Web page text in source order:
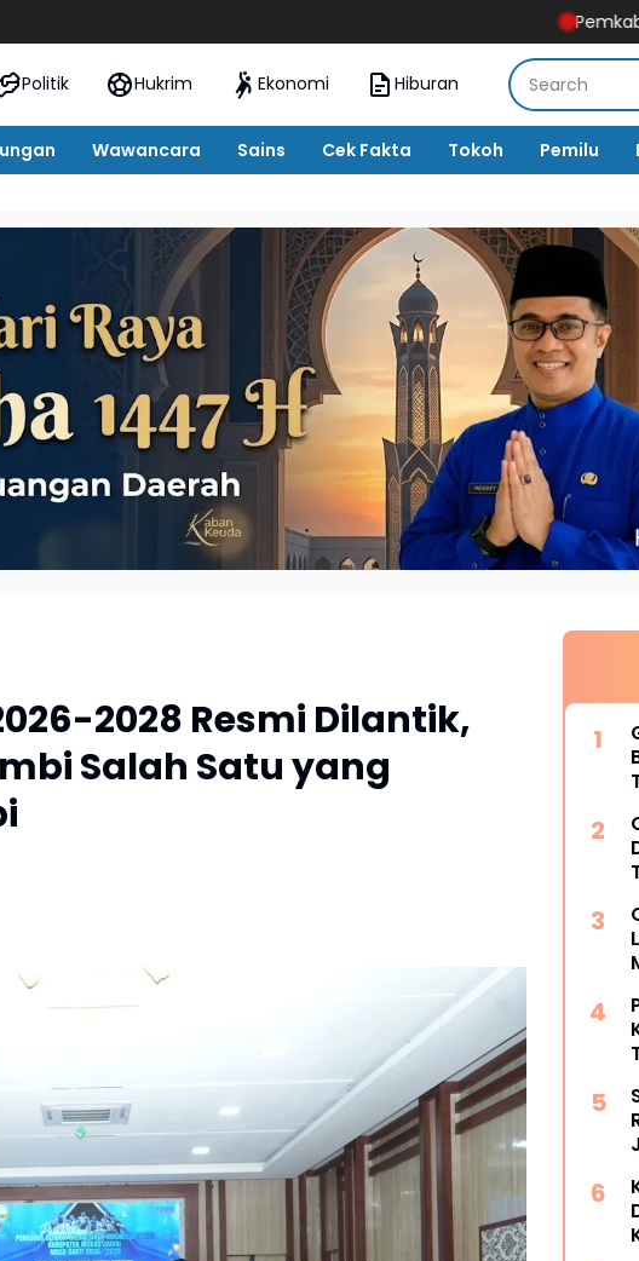
Pemkab Tebo
Politik Hukrim Ekonomi Hiburan
Wawancara Sains Cek Fakta Tokoh Pemilu
2028 Resmi Dilantik,
Salah Satu yang